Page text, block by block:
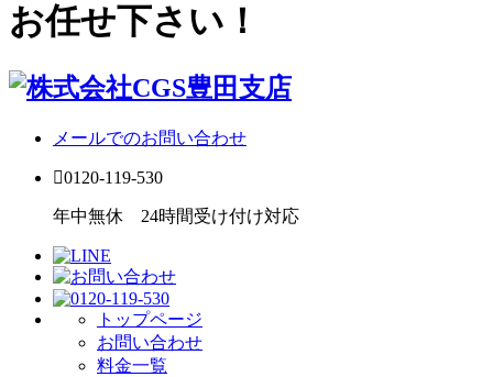
お任せ下さい！
メールでのお問い合わせ
0120-119-530
年中無休 24時間受け付け対応
トップページ
お問い合わせ
料金一覧